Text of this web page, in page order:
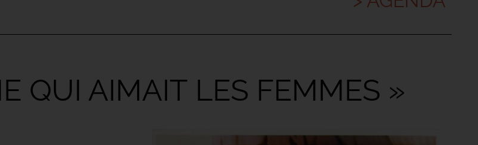
QUI AIMAIT LES FEMMES »